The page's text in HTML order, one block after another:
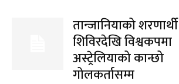
तान्जानियाको शरणार्थी
शिविरदेखि विश्वकपमा
अस्ट्रेलियाको कान्छो
गोलकर्तासम्म